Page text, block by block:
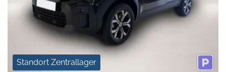
Standort Zentrallager